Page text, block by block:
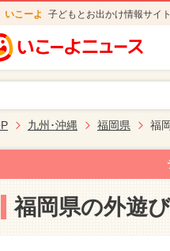
いこーよ 子どもとお出かけ情報サイ
九州･沖縄 福岡県 福
福岡県の外遊